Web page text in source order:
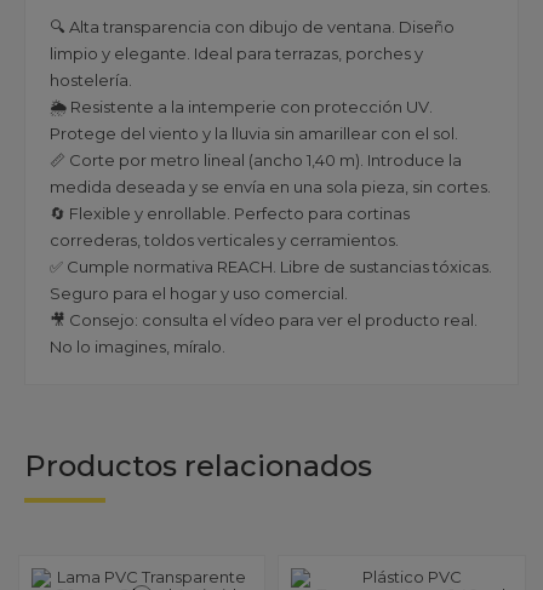
🔍 Alta transparencia con dibujo de ventana. Diseño
limpio y elegante. Ideal para terrazas, porches y
hostelería.
🌦️ Resistente a la intemperie con protección UV.
Protege del viento y la lluvia sin amarillear con el sol.
📏 Corte por metro lineal (ancho 1,40 m). Introduce la
medida deseada y se envía en una sola pieza, sin cortes.
🔄 Flexible y enrollable. Perfecto para cortinas
correderas, toldos verticales y cerramientos.
✅ Cumple normativa REACH. Libre de sustancias tóxicas.
Seguro para el hogar y uso comercial.
🎥 Consejo: consulta el vídeo para ver el producto real.
No lo imagines, míralo.
Productos relacionados